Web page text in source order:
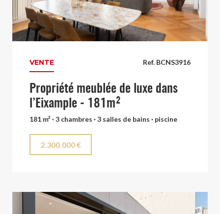
Ref. BCNS3916
VENTE
Propriété meublée de luxe dans
l’Eixample - 181m²
181 m² · 3 chambres · 3 salles de bains · piscine
2.300.000 €